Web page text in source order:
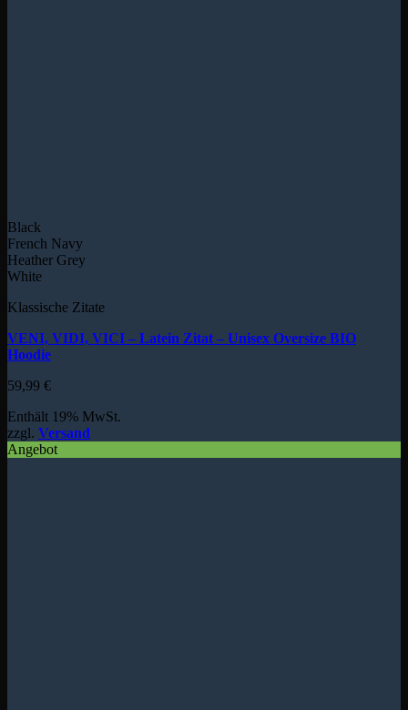
Black
French Navy
Heather Grey
White
Klassische Zitate
VENI, VIDI, VICI – Latein Zitat – Unisex Oversize BIO
Hoodie
59,99 €
Enthält 19% MwSt.
zzgl. Versand
Angebot